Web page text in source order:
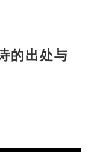
的出处与